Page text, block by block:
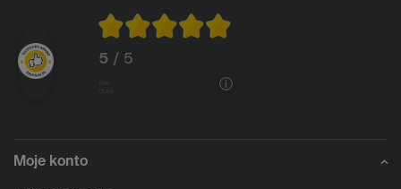
5 / 5
Moje konto